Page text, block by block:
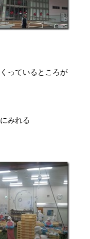
っているところが
みれる